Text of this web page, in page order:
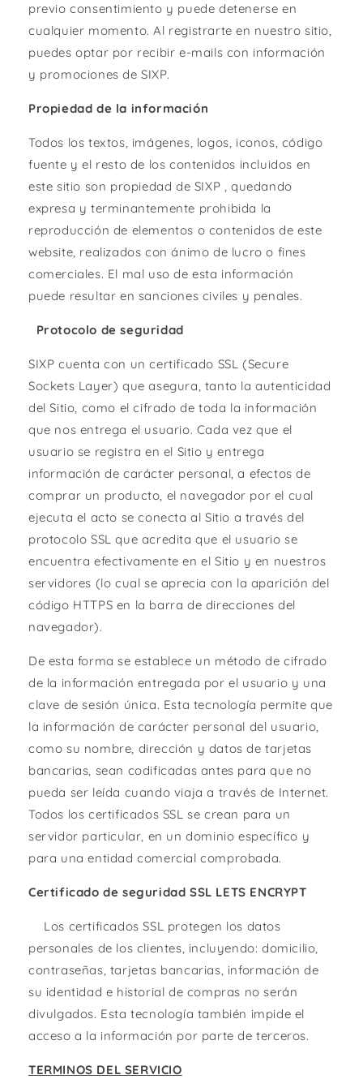
previo consentimiento y puede detenerse en
cualquier momento. Al registrarte en nuestro sitio,
puedes optar por recibir e-mails con información
y promociones de SIXP.
Propiedad de la información
Todos los textos, imágenes, logos, iconos, código
fuente y el resto de los contenidos incluidos en
este sitio son propiedad de SIXP , quedando
expresa y terminantemente prohibida la
reproducción de elementos o contenidos de este
website, realizados con ánimo de lucro o fines
comerciales. El mal uso de esta información
puede resultar en sanciones civiles y penales.
Protocolo de seguridad
SIXP cuenta con un certificado SSL (Secure
Sockets Layer) que asegura, tanto la autenticidad
del Sitio, como el cifrado de toda la información
que nos entrega el usuario. Cada vez que el
usuario se registra en el Sitio y entrega
información de carácter personal, a efectos de
comprar un producto, el navegador por el cual
ejecuta el acto se conecta al Sitio a través del
protocolo SSL que acredita que el usuario se
encuentra efectivamente en el Sitio y en nuestros
servidores (lo cual se aprecia con la aparición del
código HTTPS en la barra de direcciones del
navegador).
De esta forma se establece un método de cifrado
de la información entregada por el usuario y una
clave de sesión única. Esta tecnología permite que
la información de carácter personal del usuario,
como su nombre, dirección y datos de tarjetas
bancarias, sean codificadas antes para que no
pueda ser leída cuando viaja a través de Internet.
Todos los certificados SSL se crean para un
servidor particular, en un dominio específico y
para una entidad comercial comprobada.
Certificado de seguridad SSL LETS ENCRYPT
Los certificados SSL protegen los datos
personales de los clientes, incluyendo: domicilio,
contraseñas, tarjetas bancarias, información de
su identidad e historial de compras no serán
divulgados. Esta tecnología también impide el
acceso a la información por parte de terceros.
TERMINOS DEL SERVICIO